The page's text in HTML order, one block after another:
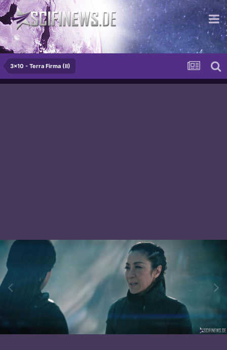
...für die moderne Dame
3x10 - Terra Firma (II)